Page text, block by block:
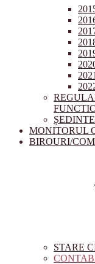
2021
MONITORUL
BIROURI/
STARE